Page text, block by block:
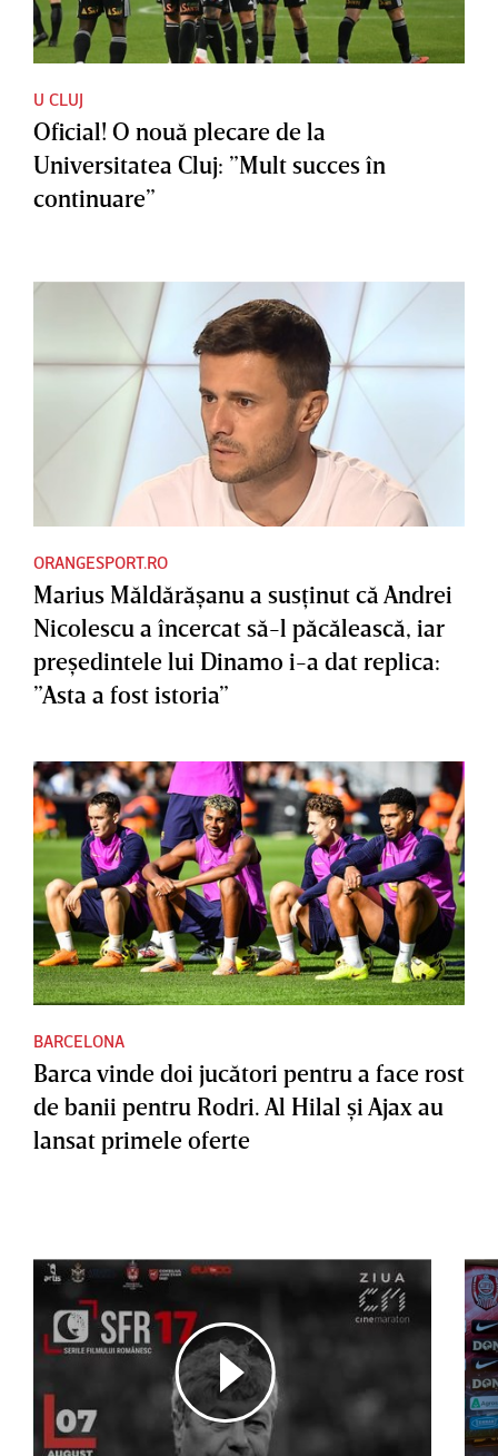
U CLUJ
Oficial! O nouă plecare de la
Universitatea Cluj: ”Mult succes în
continuare”
ORANGESPORT.RO
Marius Măldărăşanu a susţinut că Andrei
Nicolescu a încercat să-l păcălească, iar
preşedintele lui Dinamo i-a dat replica:
”Asta a fost istoria”
BARCELONA
Barca vinde doi jucători pentru a face rost
de banii pentru Rodri. Al Hilal şi Ajax au
lansat primele oferte